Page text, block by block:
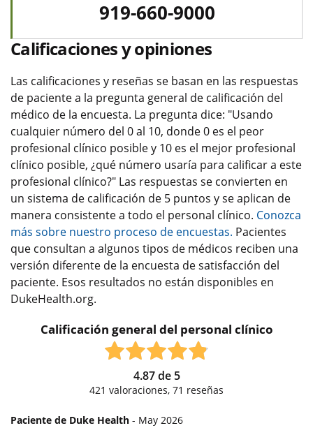
919-660-9000
Calificaciones y opiniones
Las calificaciones y reseñas se basan en las respuestas
de paciente a la pregunta general de calificación del
médico de la encuesta. La pregunta dice: "Usando
cualquier número del 0 al 10, donde 0 es el peor
profesional clínico posible y 10 es el mejor profesional
clínico posible, ¿qué número usaría para calificar a este
profesional clínico?" Las respuestas se convierten en
un sistema de calificación de 5 puntos y se aplican de
manera consistente a todo el personal clínico. Conozca
más sobre nuestro proceso de encuestas. Pacientes
que consultan a algunos tipos de médicos reciben una
versión diferente de la encuesta de satisfacción del
paciente. Esos resultados no están disponibles en
DukeHealth.org.
Calificación general del personal clínico
4.87de 5
421 valoraciones, 71 reseñas
Paciente de Duke Health - May 2026